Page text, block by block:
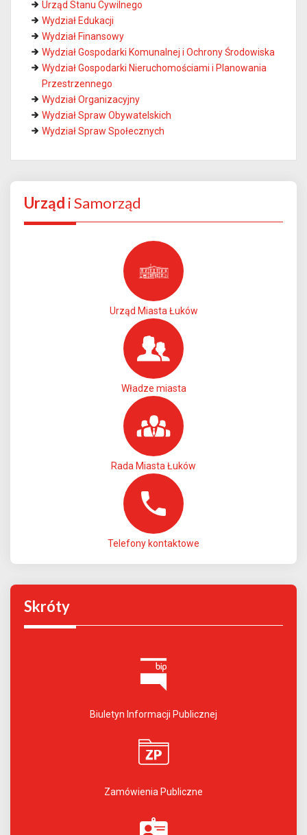
Urząd Stanu Cywilnego
Wydział Edukacji
Wydział Finansowy
Wydział Gospodarki Komunalnej i Ochrony Środowiska
Wydział Gospodarki Nieruchomościami i Planowania
Przestrzennego
Wydział Organizacyjny
Wydział Spraw Obywatelskich
Wydział Spraw Społecznych
Urząd i Samorząd
Urząd Miasta Łuków
Władze miasta
Rada Miasta Łuków
Telefony kontaktowe
Skróty
Biuletyn Informacji Publicznej
Zamówienia Publiczne